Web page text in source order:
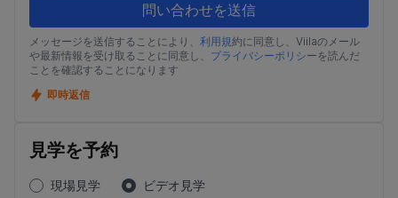
問い合わせを送信
メッセージを送信することにより、 利用規約に同意し、Viilaのメール
や最新情報を受け取ることに同意し、 プライバシーポリシーを読んだ
ことを確認することになります
即時返信
見学を予約
現場見学 ビデオ見学